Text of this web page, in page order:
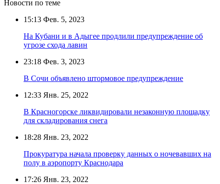
Новости по теме
15:13 Фев. 5, 2023
На Кубани и в Адыгее продлили предупреждение об
угрозе схода лавин
23:18 Фев. 3, 2023
В Сочи объявлено штормовое предупреждение
12:33 Янв. 25, 2022
В Красногорске ликвидировали незаконную площадку
для складирования снега
18:28 Янв. 23, 2022
Прокуратура начала проверку данных о ночевавших на
полу в аэропорту Краснодара
17:26 Янв. 23, 2022